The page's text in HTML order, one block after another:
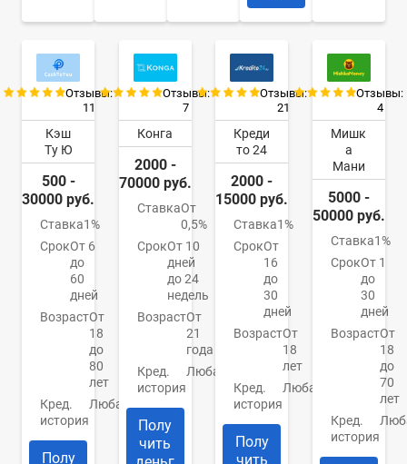
Отзывы:
11
Кэш
Ту Ю
500 -
30000 руб.
Ставка1%
СрокОт 6
до
60
дней
ВозрастОт
18
до
80
лет
Кред.
история
Любая
Полу
Отзывы:
7
Конга
2000 -
70000 руб.
СтавкаОт
0,5%
СрокОт 10
дней
до 24
недель
ВозрастОт
21
года
Кред.
история
Любая
Полу
чить
Отзывы:
21
Креди
то 24
2000 -
15000 руб.
Ставка1%
СрокОт
16
до
30
дней
ВозрастОт
18
лет
Кред.
история
Любая
Полу
чить
Отзывы:
4
Мишк
а
Мани
5000 -
50000 руб.
Ставка1%
СрокОт 1
до
30
дней
ВозрастОт
18
до
70
лет
Кред.
история